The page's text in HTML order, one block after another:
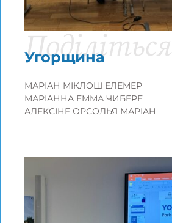
Угорщина
Поділіться
МАРІАН МІКЛОШ ЕЛЕМЕР
МАРІАННА ЕММА ЧИБЕРЕ
АЛЕКСІНЕ ОРСОЛЬЯ МАРІАН